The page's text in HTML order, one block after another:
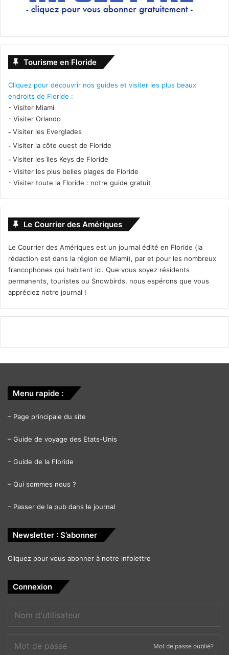
Tourisme en Floride
Cliquez pour découvrir nos guides et visiter les plus beaux
endroits de Floride :
- Visiter Miami
- Visiter Orlando
- Visiter les Everglades
- Visiter la côte ouest de Floride
- Visiter les îles Keys de Floride
- Visiter les plus belles plages de Floride
- Visiter toute la Floride : notre guide gratuit
Le Courrier des Amériques
Le Courrier des Amériques est un journal édité en Floride (la
rédaction est dans la région de Miami), par et pour les nombreux
francophones qui habitent ici. Que vous soyez résidents
permanents, touristes ou Snowbirds, nous espérons que vous
appréciez notre journal !
Menu rapide :
– Page principale du site
– Guide de voyage des Etats-Unis
– Guide de la Floride
– Qui sommes nous ?
– Passer de la pub dans le journal
Newsletter : S’abonner
Cliquez pour vous abonner à notre infolettre
Connexion
Mot de passe oublié?